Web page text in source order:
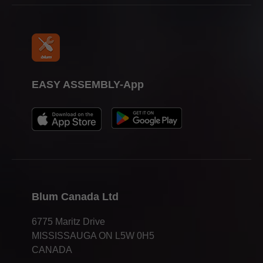
Blum Canada Ltd
6775 Maritz Drive
MISSISSAUGA ON L5W 0H5
CANADA
EASY ASSEMBLY-App